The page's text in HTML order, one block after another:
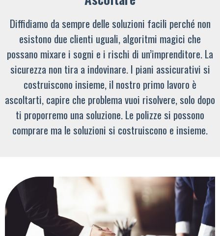
Diffidiamo da sempre delle soluzioni facili perché non
esistono due clienti uguali, algoritmi magici che
possano mixare i sogni e i rischi di un’imprenditore. La
sicurezza non tira a indovinare. I piani assicurativi si
costruiscono insieme, il nostro primo lavoro è
ascoltarti, capire che problema vuoi risolvere, solo dopo
ti proporremo una soluzione. Le polizze si possono
comprare ma le soluzioni si costruiscono e insieme.